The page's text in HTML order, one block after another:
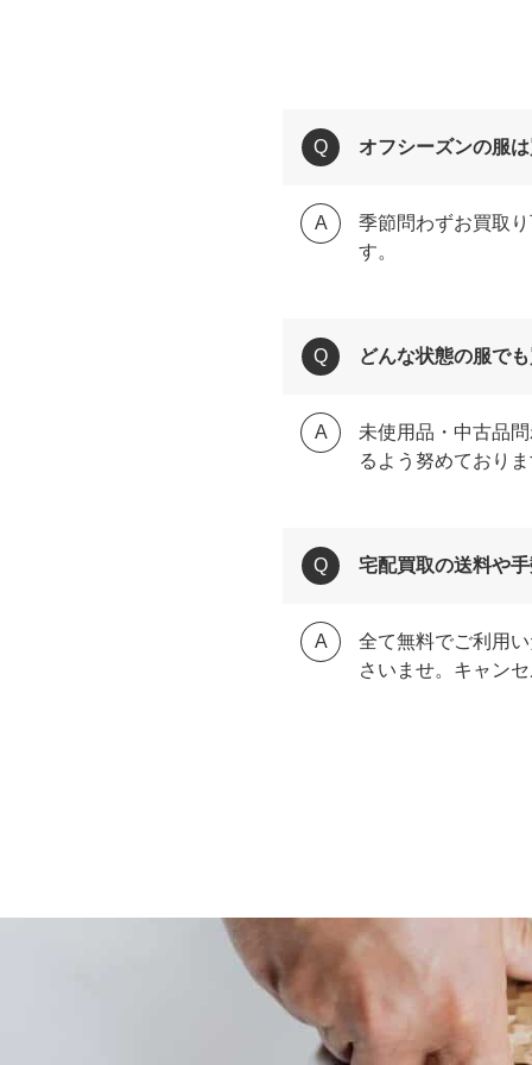
オフシーズンの服
季節問わずお買取
す。
どんな状態の服で
未使用品・中古品
るよう努めており
宅配買取の送料や
全て無料でご利用
さいませ。キャン